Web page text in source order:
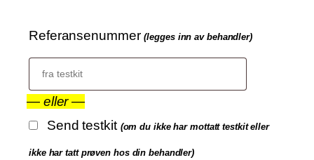
8
Referansenummer(legges inn av behandler)
— eller—
Send testkit (om du ikke har mottatt testkit eller
ikke har tatt prøven hos din behandler)